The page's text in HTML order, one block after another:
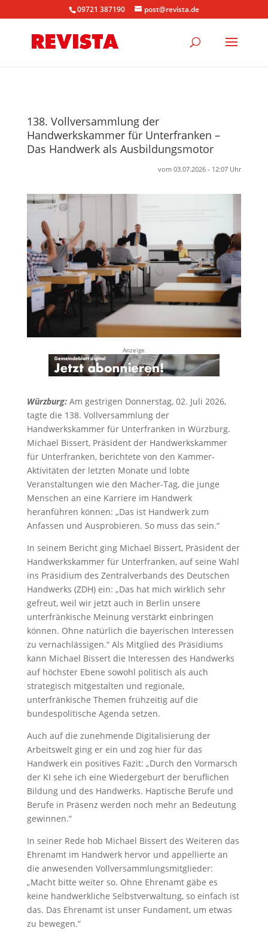
09721 387190 post@revista.de
138. Vollversammlung der
Handwerkskammer für Unterfranken –
Das Handwerk als Ausbildungsmotor
vom 03.07.2026 - 12:07 Uhr
Anzeige
Würzburg: Am gestrigen Donnerstag, 02. Juli 2026,
tagte die 138. Vollversammlung der
Handwerkskammer für Unterfranken in Würzburg.
Michael Bissert, Präsident der Handwerkskammer
für Unterfranken, berichtete von den Kammer-
Aktivitäten der letzten Monate und lobte
Veranstaltungen wie den Macher-Tag, die junge
Menschen an eine Karriere im Handwerk
heranführen können: „Das ist Handwerk zum
Anfassen und Ausprobieren. So muss das sein.“
In seinem Bericht ging Michael Bissert, Präsident der
Handwerkskammer für Unterfranken, auf seine Wahl
ins Präsidium des Zentralverbands des Deutschen
Handwerks (ZDH) ein: „Das hat mich wirklich sehr
gefreut, weil wir jetzt auch in Berlin unsere
unterfränkische Meinung verstärkt einbringen
können. Ohne natürlich die bayerischen Interessen
zu vernachlässigen.“ Als Mitglied des Präsidiums
kann Michael Bissert die Interessen des Handwerks
auf höchster Ebene sowohl politisch als auch
strategisch mitgestalten und regionale,
unterfränkische Themen frühzeitig auf die
bundespolitische Agenda setzen.
Auch auf die zunehmende Digitalisierung der
Arbeitswelt ging er ein und zog hier für das
Handwerk ein positives Fazit: „Durch den Vormarsch
der KI sehe ich eine Wiedergeburt der beruflichen
Bildung und des Handwerks. Haptische Berufe und
Berufe in Präsenz werden noch mehr an Bedeutung
gewinnen.“
In seiner Rede hob Michael Bissert des Weiteren das
Ehrenamt im Handwerk hervor und appellierte an
die anwesenden Vollversammlungsmitglieder:
„Macht bitte weiter so. Ohne Ehrenamt gäbe es
keine handwerkliche Selbstverwaltung, so einfach ist
das. Das Ehrenamt ist unser Fundament, um etwas
zu bewegen.“